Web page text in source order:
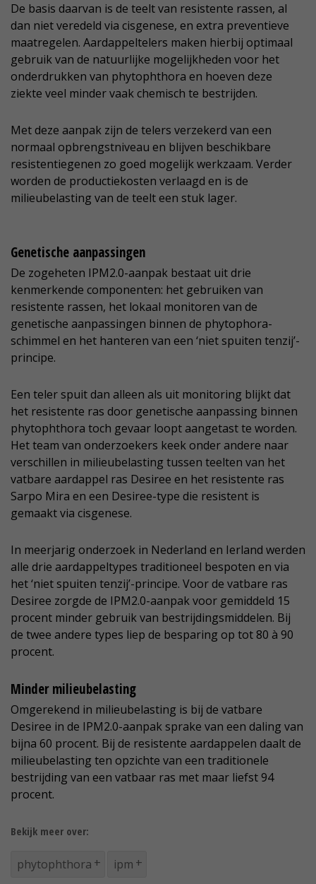
De basis daarvan is de teelt van resistente rassen, al
dan niet veredeld via cisgenese, en extra preventieve
maatregelen. Aardappeltelers maken hierbij optimaal
gebruik van de natuurlijke mogelijkheden voor het
onderdrukken van phytophthora en hoeven deze
ziekte veel minder vaak chemisch te bestrijden.
Met deze aanpak zijn de telers verzekerd van een
normaal opbrengstniveau en blijven beschikbare
resistentiegenen zo goed mogelijk werkzaam. Verder
worden de productiekosten verlaagd en is de
milieubelasting van de teelt een stuk lager.
Genetische aanpassingen
De zogeheten IPM2.0-aanpak bestaat uit drie
kenmerkende componenten: het gebruiken van
resistente rassen, het lokaal monitoren van de
genetische aanpassingen binnen de phytophora-
schimmel en het hanteren van een ‘niet spuiten tenzij’-
principe.
Een teler spuit dan alleen als uit monitoring blijkt dat
het resistente ras door genetische aanpassing binnen
phytophthora toch gevaar loopt aangetast te worden.
Het team van onderzoekers keek onder andere naar
verschillen in milieubelasting tussen teelten van het
vatbare aardappel ras Desiree en het resistente ras
Sarpo Mira en een Desiree-type die resistent is
gemaakt via cisgenese.
In meerjarig onderzoek in Nederland en Ierland werden
alle drie aardappeltypes traditioneel bespoten en via
het ‘niet spuiten tenzij’-principe. Voor de vatbare ras
Desiree zorgde de IPM2.0-aanpak voor gemiddeld 15
procent minder gebruik van bestrijdingsmiddelen. Bij
de twee andere types liep de besparing op tot 80 à 90
procent.
Minder milieubelasting
Omgerekend in milieubelasting is bij de vatbare
Desiree in de IPM2.0-aanpak sprake van een daling van
bijna 60 procent. Bij de resistente aardappelen daalt de
milieubelasting ten opzichte van een traditionele
bestrijding van een vatbaar ras met maar liefst 94
procent.
Bekijk meer over:
phytophthora ipm